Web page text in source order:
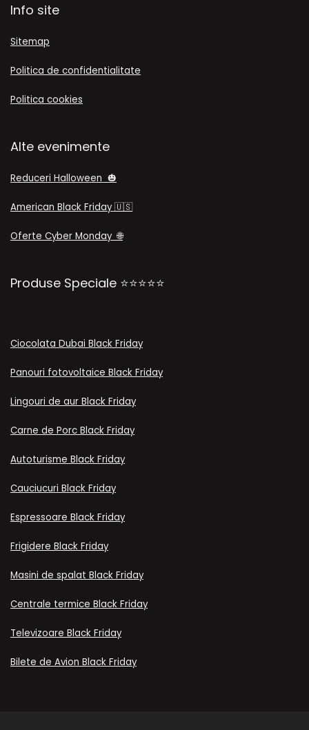
Info site
Sitemap
Politica de confidentialitate
Politica cookies
Alte evenimente
Reduceri Halloween 🎃
American Black Friday🇺🇸
Oferte Cyber Monday🌐
Produse Speciale ⭐⭐⭐⭐⭐
Ciocolata Dubai Black Friday
Panouri fotovoltaice Black Friday
Lingouri de aur Black Friday
Carne de Porc Black Friday
Autoturisme Black Friday
Cauciucuri Black Friday
Espressoare Black Friday
Frigidere Black Friday
Masini de spalat Black Friday
Centrale termice Black Friday
Televizoare Black Friday
Bilete de Avion Black Friday